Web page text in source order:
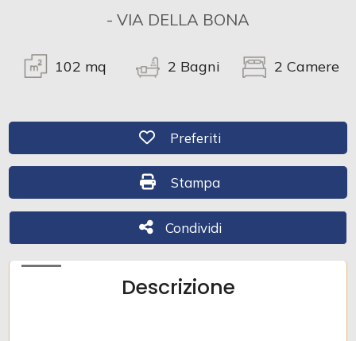
- VIA DELLA BONA
102 mq 2 Bagni 2 Camere
Preferiti: Cod. 492
Preferiti
Stampa: Cod. 492
Stampa
Condividi
Condividi
Descrizione
Terreni